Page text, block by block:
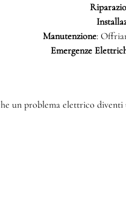
Manutenzione:
Emergenze
un problema elettrico